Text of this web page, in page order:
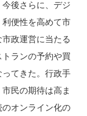
後さらに、デジ
便性を高めて市
政運営に当たる
ランの予約や買
てきた。行政手
民の期待は高ま
オンライン化の